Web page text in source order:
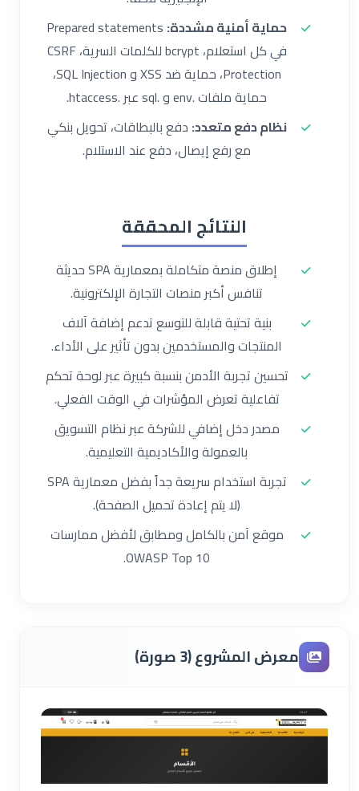
حماية أمنية مشددة: Prepared statements
في كل استعلام، bcrypt للكلمات السرية، CSRF
Protection، حماية ضد XSS و SQL Injection،
حماية ملفات .env و .sql عبر .htaccess.
نظام دفع متعدد: دفع بالبطاقات، تحويل بنكي
مع رفع إيصال، دفع عند الاستلام.
النتائج المحققة
إطلاق منصة متكاملة بمعمارية SPA حديثة
تنافس أكبر منصات التجارة الإلكترونية.
بنية تحتية قابلة للتوسع تدعم إضافة آلاف
المنتجات والمستخدمين بدون تأثير على الأداء.
تحسين تجربة الأدمن بنسبة كبيرة عبر لوحة تحكم
تفاعلية تعرض المؤشرات في الوقت الفعلي.
مصدر دخل إضافي للشركة عبر نظام التسويق
بالعمولة والأكاديمية التعليمية.
تجربة استخدام سريعة جداً بفضل معمارية SPA
(لا يتم إعادة تحميل الصفحة).
موقع آمن بالكامل ومطابق لأفضل ممارسات
OWASP Top 10.
معرض المشروع (3 صورة)